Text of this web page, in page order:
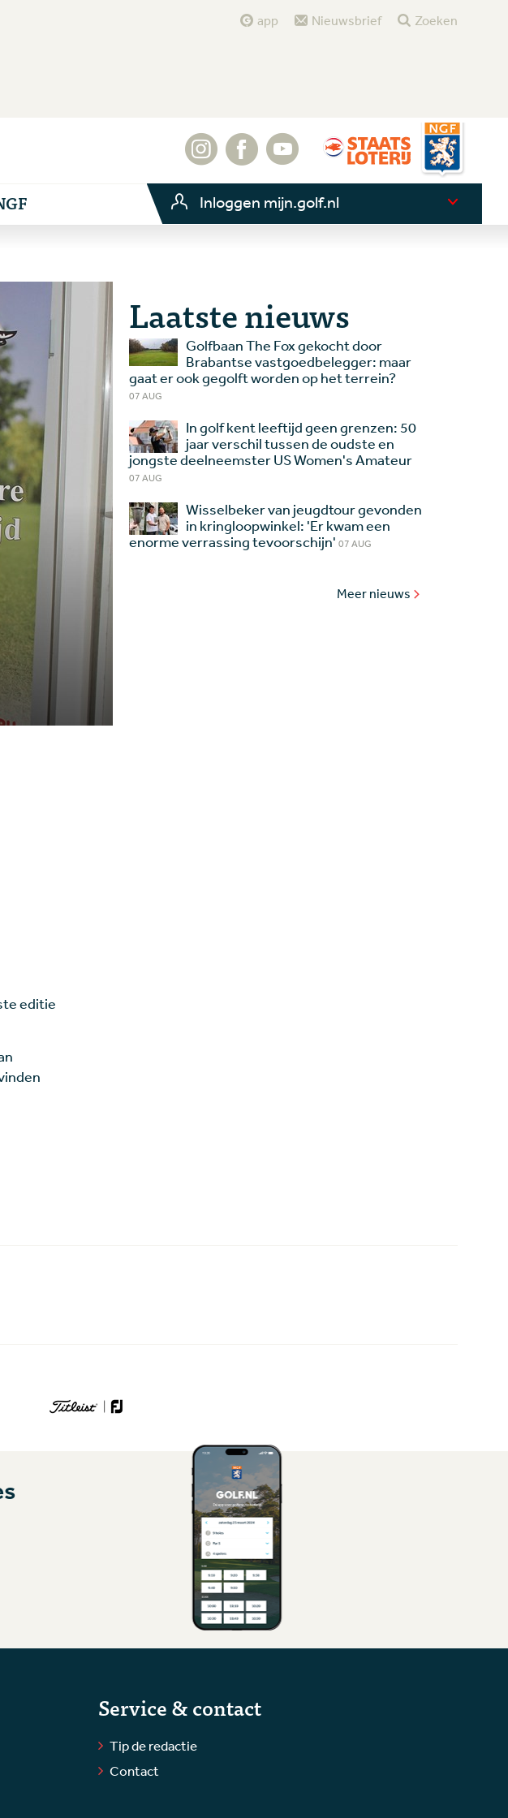
app Nieuwsbrief Zoeken
Inloggen mijn.golf.nl
editie
Laatste nieuws
Golfbaan The Fox gekocht door
Brabantse vastgoedbelegger: maar
gaat er ook gegolft worden op het terrein?
07 AUG
In golf kent leeftijd geen grenzen: 50
jaar verschil tussen de oudste en
jongste deelneemster US Women's Amateur
07 AUG
Wisselbeker van jeugdtour gevonden
in kringloopwinkel: 'Er kwam een
enorme verrassing tevoorschijn' 07 AUG
Meer nieuws
Service & contact
Tip de redactie
Contact